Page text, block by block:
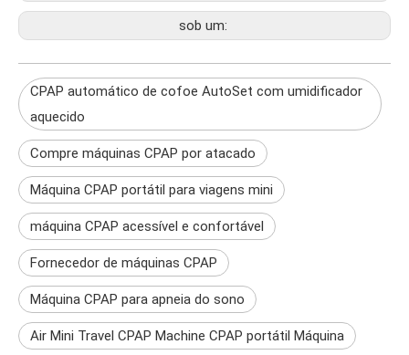
sob um:
CPAP automático de cofoe AutoSet com umidificador
aquecido
Compre máquinas CPAP por atacado
Máquina CPAP portátil para viagens mini
máquina CPAP acessível e confortável
Fornecedor de máquinas CPAP
Máquina CPAP para apneia do sono
Air Mini Travel CPAP Machine CPAP portátil Máquina